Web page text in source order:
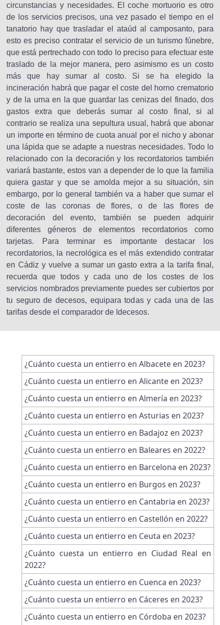
circunstancias y necesidades. El coche mortuorio es otro
de los servicios precisos, una vez pasado el tiempo en el
tanatorio hay que trasladar el ataúd al camposanto, para
esto es preciso contratar el servicio de un turismo fúnebre,
que está pertrechado con todo lo preciso para efectuar este
traslado de la mejor manera, pero asimismo es un costo
más que hay sumar al costo. Si se ha elegido la
incineración habrá que pagar el coste del horno crematorio
y de la urna en la que guardar las cenizas del finado, dos
gastos extra que deberás sumar al costo final, si al
contrario se realiza una sepultura usual, habrá que abonar
un importe en término de cuota anual por el nicho y abonar
una lápida que se adapte a nuestras necesidades. Todo lo
relacionado con la decoración y los recordatorios también
variará bastante, estos van a depender de lo que la familia
quiera gastar y que se amolda mejor a su situación, sin
embargo, por lo general también va a haber que sumar el
coste de las coronas de flores, o de las flores de
decoración del evento, también se pueden adquirir
diferentes géneros de elementos recordatorios como
tarjetas. Para terminar es importante destacar los
recordatorios, la necrológica es el más extendido contratar
en Cádiz y vuelve a sumar un gasto extra a la tarifa final,
recuerda que todos y cada uno de los costes de los
servicios nombrados previamente puedes ser cubiertos por
tu seguro de decesos, equipara todas y cada una de las
tarifas desde el comparador de Idecesos.
¿Cuánto cuesta un entierro en Albacete en 2023?
¿Cuánto cuesta un entierro en Alicante en 2023?
¿Cuánto cuesta un entierro en Almería en 2023?
¿Cuánto cuesta un entierro en Asturias en 2023?
¿Cuánto cuesta un entierro en Badajoz en 2023?
¿Cuánto cuesta un entierro en Baleares en 2022?
¿Cuánto cuesta un entierro en Barcelona en 2023?
¿Cuánto cuesta un entierro en Burgos en 2023?
¿Cuánto cuesta un entierro en Cantabria en 2023?
¿Cuánto cuesta un entierro en Castellón en 2022?
¿Cuánto cuesta un entierro en Ceuta en 2023?
¿Cuánto cuesta un entierro en Ciudad Real en
2022?
¿Cuánto cuesta un entierro en Cuenca en 2023?
¿Cuánto cuesta un entierro en Cáceres en 2023?
¿Cuánto cuesta un entierro en Córdoba en 2023?